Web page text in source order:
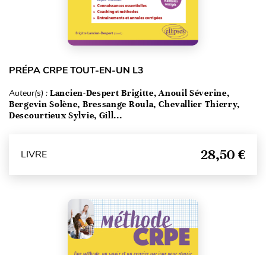
PRÉPA CRPE TOUT-EN-UN L3
Auteur(s) : Lancien-Despert Brigitte, Anouil Séverine,
Bergevin Solène, Bressange Roula, Chevallier Thierry,
Descourtieux Sylvie, Gill...
LIVRE 28,50 €